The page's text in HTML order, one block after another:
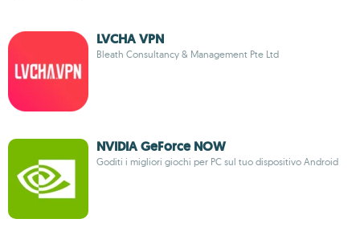
LVCHA VPN
Bleath Consultancy & Management Pte Ltd
NVIDIA GeForce NOW
Goditi i migliori giochi per PC sul tuo dispositivo Android